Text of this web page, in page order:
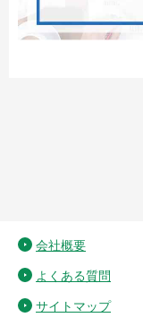
会社概要
よくある質問
サイトマップ